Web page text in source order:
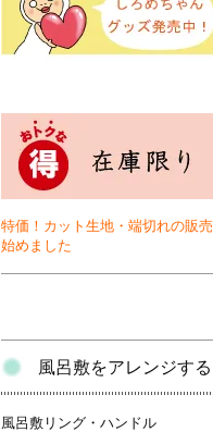
特価！カット生地・端切れの販売
始めました
風呂敷をアレンジする
風呂敷リング・ハンドル